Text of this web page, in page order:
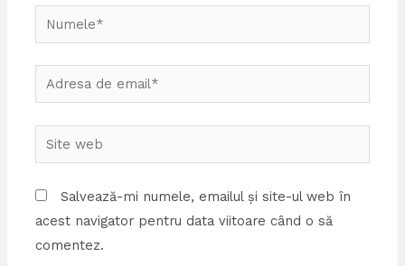
Numele*
Adresa
de
email*
Site
web
Salvează-mi numele, emailul și site-ul web în
acest navigator pentru data viitoare când o să
comentez.